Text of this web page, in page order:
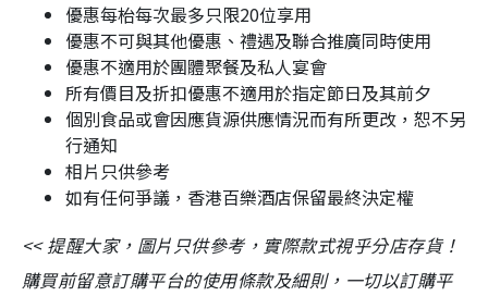
優惠每枱每次最多只限20位享用
優惠不可與其他優惠、禮遇及聯合推廣同時使用
優惠不適用於團體聚餐及私人宴會
所有價目及折扣優惠不適用於指定節日及其前夕
個別食品或會因應貨源供應情況而有所更改，恕不另
行通知
相片只供參考
如有任何爭議，香港百樂酒店保留最終決定權
<< 提醒大家，圖片只供參考，實際款式視乎分店存貨！
購買前留意訂購平台的使用條款及細則，一切以訂購平